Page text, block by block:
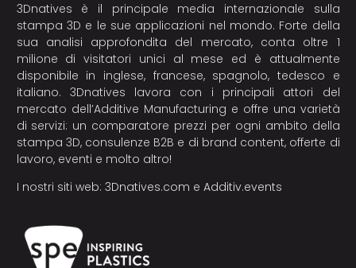
3Dnatives è il principale media internazionale sulla
stampa 3D e le sue applicazioni nel mondo. Forte della
sua analisi approfondita del mercato, conta oltre 1
milione di visitatori unici al mese ed è attualmente
disponibile in inglese, francese, spagnolo, tedesco e
italiano. 3Dnatives lavora con i principali attori del
mercato dell’Additive Manufacturing e offre una varietà
di servizi: un comparatore prezzi per ogni ambito della
stampa 3D, consulenze B2B e di brand content, offerte di
lavoro, eventi e molto altro!
I nostri siti web: 3Dnatives.com e Additiv.events